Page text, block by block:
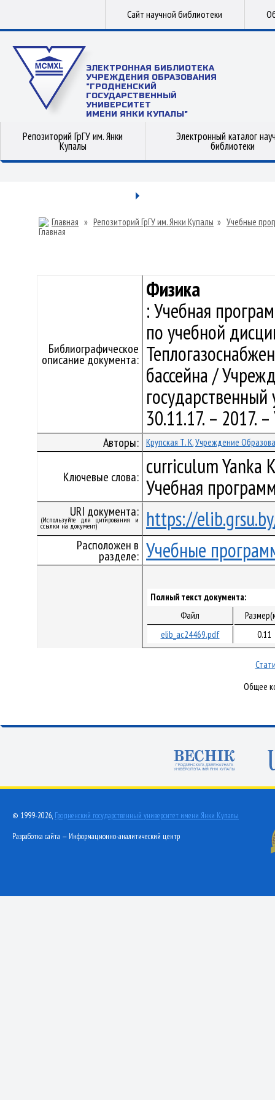
Сайт научной библиотеки
ЭЛЕКТРОННАЯ БИБЛИОТЕКА
УЧРЕЖДЕНИЯ ОБРАЗОВАНИЯ
"ГРОДНЕНСКИЙ
ГОСУДАРСТВЕННЫЙ
УНИВЕРСИТЕТ
ИМЕНИ ЯНКИ КУПАЛЫ"
Репозиторий ГрГУ им. Янки
Купалы
Электронный каталог
библиотеки
Главная » Репозиторий ГрГУ им. Янки Купалы » Учебные
Библиографическое
описание документа:
Физика
: Учебная
по учебной
бассейна /
30.11.17. –
Авторы: Крупская Т. К.Учреждение
Ключевые слова: curriculum Yanka
Учебная
URI документа:
(Используйте для цитирования и
ссылки на документ) https://
Расположен в
разделе: Учебные
Полный текст документа:
Файл
elib_ac24469.pdf
0.11
Общее
© 1999-2026, Гродненский государственный университет имени Янки Купалы
Разработка сайта — Информационно-аналитический центр